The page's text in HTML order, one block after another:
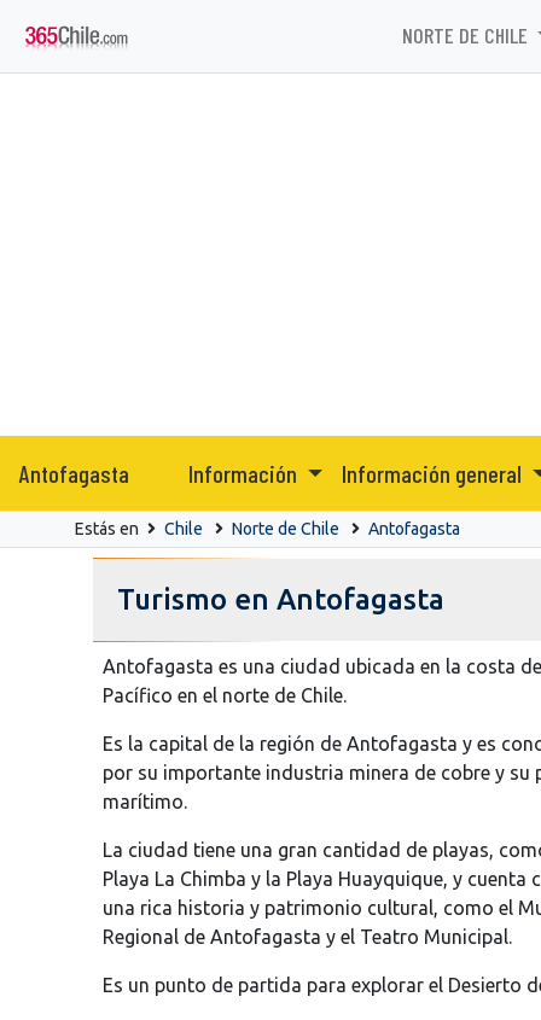
NORTE DE CHILE
Antofagasta Información Información general
Estás en Chile Norte de Chile Antofagasta
Turismo en Antofagasta
Antofagasta es una ciudad ubicada en la costa
Pacífico en el norte de Chile.
Es la capital de la región de Antofagasta y es
por su importante industria minera de cobre y su
marítimo.
La ciudad tiene una gran cantidad de playas,
Playa La Chimba y la Playa Huayquique, y cuenta
una rica historia y patrimonio cultural, como el
Regional de Antofagasta y el Teatro Municipal.
Es un punto de partida para explorar el Desierto